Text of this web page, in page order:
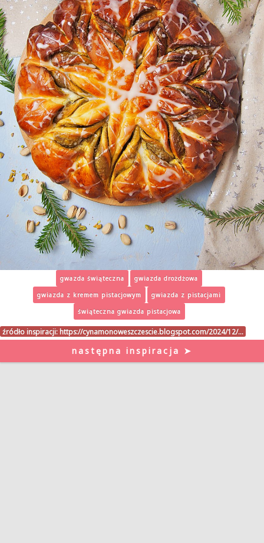
gwazda świąteczna
gwiazda drożdżowa
gwiazda z kremem pistacjowym
gwiazda z pistacjami
świąteczna gwiazda pistacjowa
źródło inspiracji: https://cynamonoweszczescie.blogspot.com/2024/12/…
następna inspiracja ➤